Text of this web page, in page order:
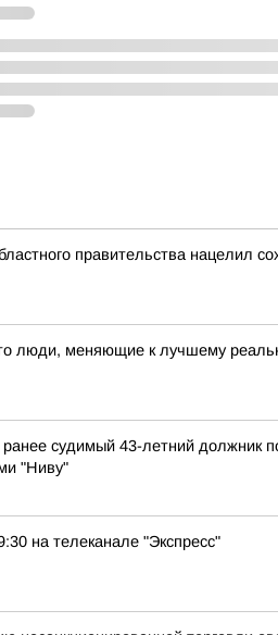
правительства нацелил
люди, меняющие к лучшему
ранее судимый 43-летний
"Ниву"
на телеканале "Экспресс"